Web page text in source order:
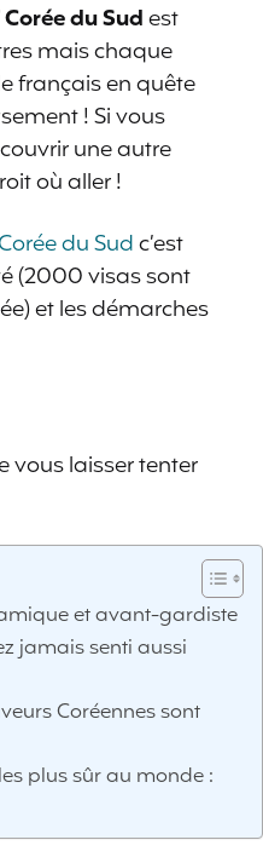
Corée du Sudest
mais chaque
français en quête
! Si vous
une autre
où aller !
du Sudc’est
(2000 visas sont
et les démarches
vous laisser tenter
et avant-gardiste
jamais senti aussi
Coréennes sont
plus sûr au monde :